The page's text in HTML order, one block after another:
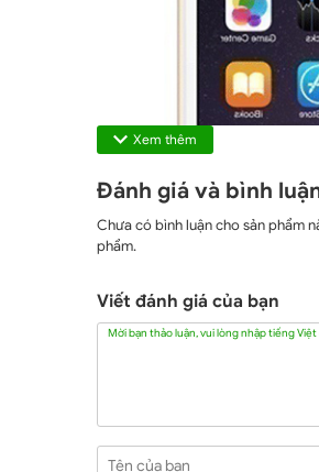
Xem thêm
Đánh giá và bình
Chưa có bình luận cho sản phẩm
phẩm.
Viết đánh giá của bạn
Mời bạn thảo luận, vui lòng nhập tiếng Việt
Tên của bạn